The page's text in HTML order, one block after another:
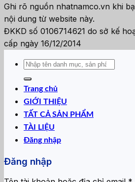
Ghi rõ nguồn nhatnamco.vn khi
nội dung từ website này.
ĐKKD số 0106714621 do sở kế
cấp ngày 16/12/2014
Tìm
kiếm:
Trang chủ
GIỚI THIỆU
TẤT CẢ SẢN PHẨM
TÀI LIỆU
Đăng nhập
Đăng nhập